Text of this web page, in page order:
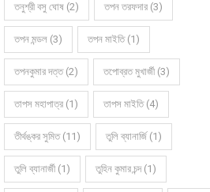
তনুশ্রী বসু ঘোষ (2) তপন তরফদার (3)
তপন মন্ডল (3) তপন মাইতি (1)
তপনকুমার দত্ত (2) তপোব্রত মুখার্জী (3)
তাপস মহাপাত্র (1) তাপস মাইতি (4)
তীর্থঙ্কর সুমিত (11) তুলি ব্যানার্জি (1)
তুলি ব্যানার্জী (1) তুহিন কুমার চন্দ (1)